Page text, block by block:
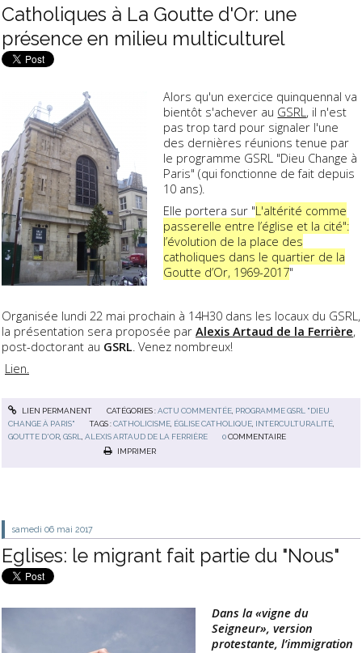
Catholiques à La Goutte d'Or: une
présence en milieu multiculturel
Alors qu'un exercice quinquennal va
bientôt s'achever au GSRL , il n'est
pas trop tard pour signaler l'une
des dernières réunions tenue par
le programme GSRL "Dieu Change à
Paris" (qui fonctionne de fait depuis
10 ans).
Elle portera sur "L'altérité comme
passerelle entre l’église et la cité":
l’évolution de la place des
catholiques dans le quartier de la
Goutte d’Or, 1969-2017"
Organisée lundi 22 mai prochain à 14H30 dans les locaux du GSRL,
la présentation sera proposée par Alexis Artaud de la Ferrière,
post-doctorant au GSRL. Venez nombreux!
Lien.
LIEN PERMANENT CATÉGORIES :ACTU COMMENTÉE, PROGRAMME GSRL "DIEU
CHANGE À PARIS"
TAGS :CATHOLICISME ÉGLISE CATHOLIQUE INTERCULTURALITÉ
GOUTTE D'OR ,GSRL ,ALEXIS ARTAUD DE LA FERRIÈRE 0 COMMENTAIRE
IMPRIMER
samedi 06 mai 2017
Eglises: le migrant fait partie du "Nous"
Dans la «vigne du
Seigneur», version
protestante, l’immigration